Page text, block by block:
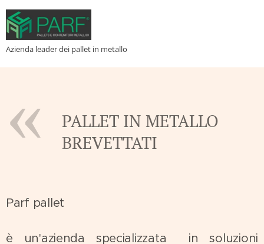
Azienda leader dei pallet in metallo
PALLET IN METALLO
BREVETTATI
Parf pallet
è un'azienda specializzata in soluzioni